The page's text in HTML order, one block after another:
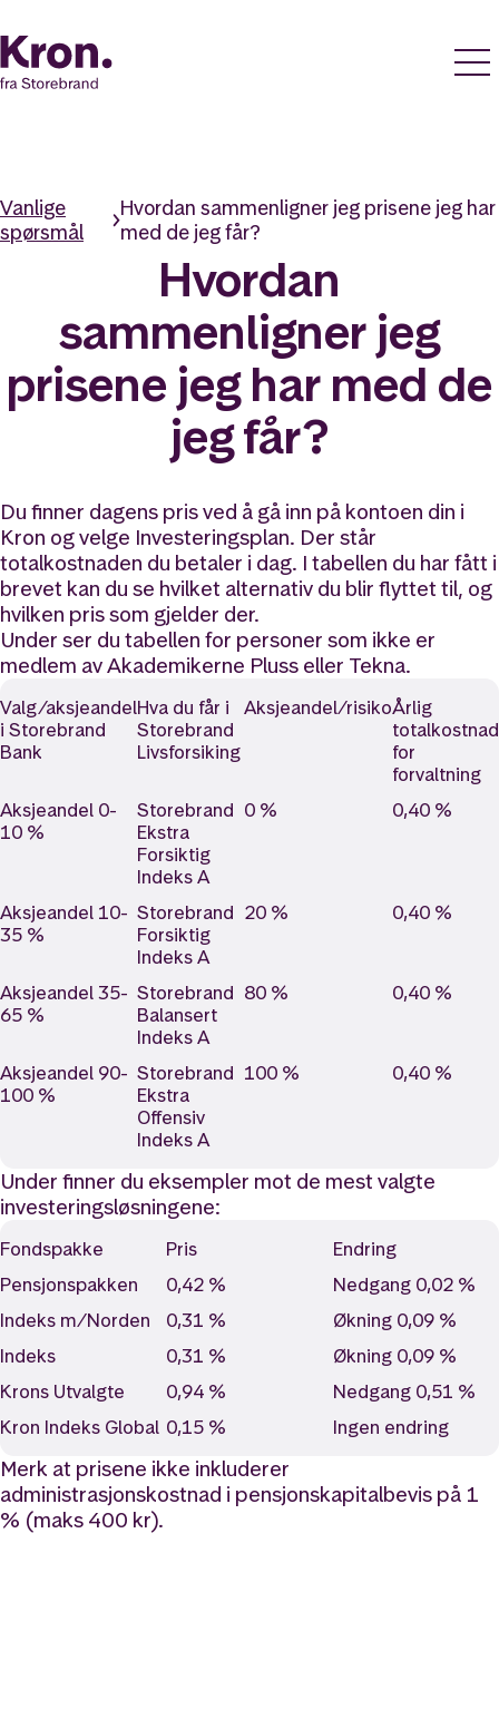
Vanlige
spørsmål
Hvordan sammenligner jeg prisene jeg har
med de jeg får?
Hvordan
sammenligner jeg
prisene jeg har med de
jeg får?
Du finner dagens pris ved å gå inn på kontoen din i
Kron og velge Investeringsplan. Der står
totalkostnaden du betaler i dag. I tabellen du har fått i
brevet kan du se hvilket alternativ du blir flyttet til, og
hvilken pris som gjelder der.
Under ser du tabellen for personer som ikke er
medlem av Akademikerne Pluss eller Tekna.
Valg/aksjeandel
i Storebrand
Bank
Hva du får i
Storebrand
Livsforsiking
Aksjeandel/risikoÅrlig
totalkostnad
for
forvaltning
Aksjeandel 0-
10 %
Storebrand
Ekstra
Forsiktig
Indeks A
0 % 0,40 %
Aksjeandel 10-
35 %
Storebrand
Forsiktig
Indeks A
20 % 0,40 %
Aksjeandel 35-
65 %
Storebrand
Balansert
Indeks A
80 % 0,40 %
Aksjeandel 90-
100 %
Storebrand
Ekstra
Offensiv
Indeks A
100 % 0,40 %
Under finner du eksempler mot de mest valgte
investeringsløsningene:
Fondspakke Pris
Endring
Pensjonspakken
0,42 %
Nedgang 0,02 %
Indeks m/Norden
0,31 %
Økning 0,09 %
Indeks
0,31 %
Økning 0,09 %
Krons Utvalgte
0,94 %
Nedgang 0,51 %
Kron Indeks Global 0,15 % Ingen endring
Merk at prisene ikke inkluderer
administrasjonskostnad i pensjonskapitalbevis på 1
% (maks 400 kr).